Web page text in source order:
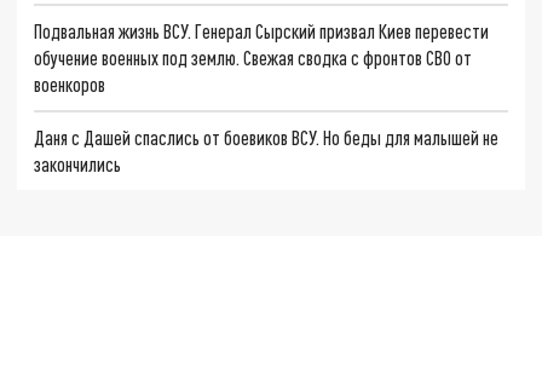
Подвальная жизнь ВСУ. Генерал Сырский призвал Киев перевести
обучение военных под землю. Свежая сводка с фронтов СВО от
военкоров
Даня с Дашей спаслись от боевиков ВСУ. Но беды для малышей не
закончились